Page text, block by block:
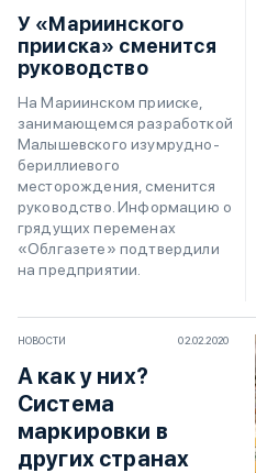
У «Мариинского
прииска» сменится
руководство
На Мариинском прииске,
занимающемся разработкой
Малышевского изумрудно-
бериллиевого
месторождения, сменится
руководство. Информацию о
грядущих переменах
«Облгазете» подтвердили
на предприятии.
НОВОСТИ 02.02.2020
А как у них?
Система
маркировки в
других странах